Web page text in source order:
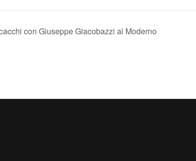
con Giuseppe Giacobazzi al Moderno